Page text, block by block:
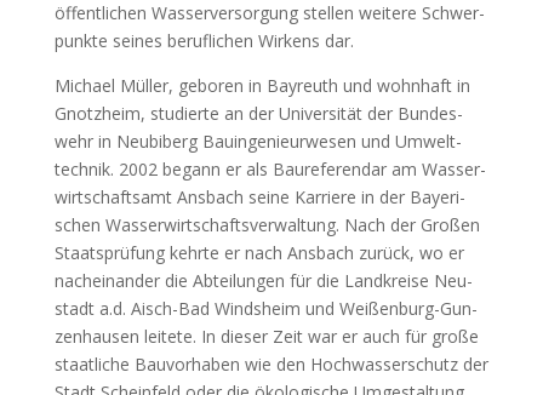
öffent­li­chen Was­ser­ver­sor­gung stel­len wei­te­re Schwer­
punk­te sei­nes beruf­li­chen Wir­kens dar.
Micha­el Mül­ler, gebo­ren in Bay­reuth und wohn­haft in
Gnotz­heim, stu­dier­te an der Uni­ver­si­tät der Bun­des­
wehr in Neu­bi­berg Bau­in­ge­nieur­we­sen und Umwelt­
tech­nik. 2002 begann er als Bau­re­fe­ren­dar am Was­ser­
wirt­schafts­amt Ans­bach sei­ne Kar­rie­re in der Baye­ri­
schen Was­ser­wirt­schafts­ver­wal­tung. Nach der Gro­ßen
Staats­prü­fung kehr­te er nach Ans­bach zurück, wo er
nach­ein­an­der die Abtei­lun­gen für die Land­krei­se Neu­
stadt a.d. Aisch-Bad Winds­heim und Wei­ßen­burg-Gun­
zen­hau­sen lei­te­te. In die­ser Zeit war er auch für gro­ße
staat­li­che Bau­vor­ha­ben wie den Hoch­was­ser­schutz der